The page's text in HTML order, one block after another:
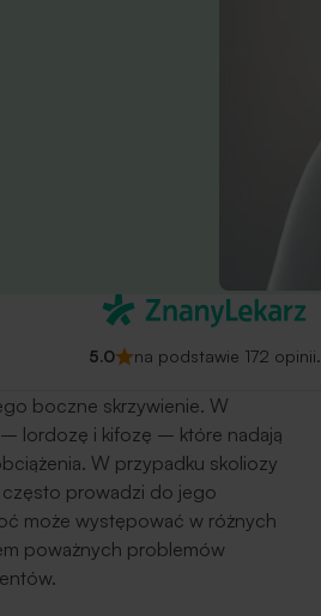
5.0 na podstawie 172 opinii.
boczne skrzywienie. W
lordozę i kifozę – które nadają
W przypadku skoliozy
często prowadzi do jego
może występować w różnych
poważnych problemów